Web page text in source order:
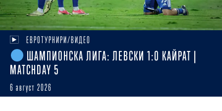
ЕВРОТУРНИРИ/ВИДЕО
ШАМПИОНСКА ЛИГА: ЛЕВСКИ 1:0 КАЙРАТ |
MATCHDAY 5
6 август 2026